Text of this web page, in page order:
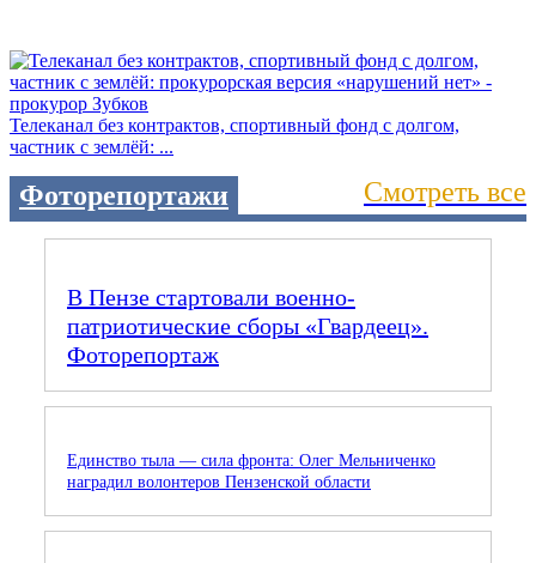
Телеканал без контрактов, спортивный фонд с долгом,
частник с землёй: ...
Фоторепортажи Смотреть все
В Пензе стартовали военно-
патриотические сборы «Гвардеец».
Фоторепортаж
Единство тыла — сила фронта: Олег Мельниченко
наградил волонтеров Пензенской области